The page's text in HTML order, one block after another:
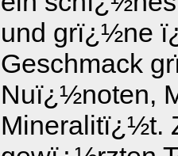
und grï¿½ne
Geschmack
Nuï¿½noten,
Mineralitï¿½t.